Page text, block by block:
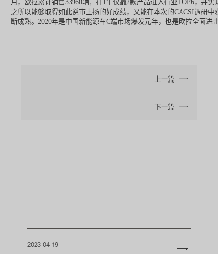
月，欧拉累计销售33960辆，在1年仅靠2款产品进入行业TOP6，并
之所以能够取得如此逆市上扬的好成绩，又能在本次的CACSI调研
断成熟。2020年是中国新能源车C端市场爆发元年，也是欧拉全面
上一篇
下一篇
2023-04-19